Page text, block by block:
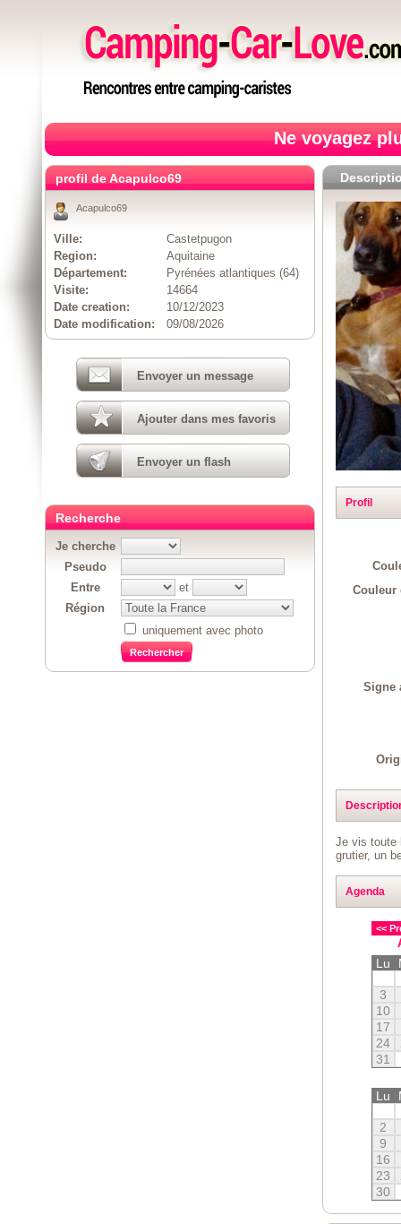
Ne voyagez
Profil
Couleur
Signe
Je vis toute
grutier, un
Agenda
<<
Lu
3
10
17
24
31
Lu
2
9
16
23
30
profil de Acapulco69
Acapulco69
Ville:
Castetpugon
Region:
Aquitaine
Département:
Pyrénées atlantiques (64)
Visite:
14664
Date creation:
10/12/2023
Date modification:
09/08/2026
Envoyer un message
Ajouter dans mes favoris
Envoyer un flash
Recherche
Je cherche
Pseudo
Entre
et
Région
uniquement avec photo